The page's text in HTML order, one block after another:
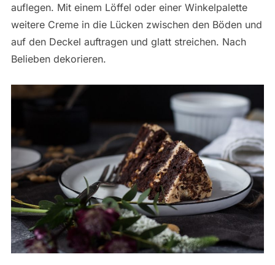
auflegen. Mit einem Löffel oder einer Winkelpalette
weitere Creme in die Lücken zwischen den Böden und
auf den Deckel auftragen und glatt streichen. Nach
Belieben dekorieren.